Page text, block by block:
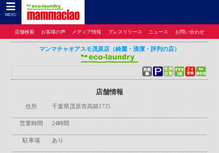
MENU
店舗検索 お客様の声 メディア情報 プレスリリース ニュース お問い合わせ
コインランドリーのマンマチャオTOP
索>千葉県> マンマチャオアスモ茂原店（綺麗・清潔・評判の店）
マンマチャオアスモ茂原店（綺麗・清潔・評判の店）
店舗情報
住所 千葉県茂原市高師1735
営業時間 24時間
駐車場 あり